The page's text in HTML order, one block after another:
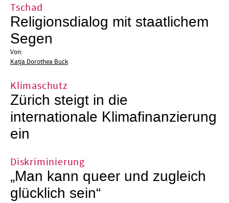
Tschad
Religionsdialog mit staatlichem
Segen
Von:
Katja Dorothea Buck
Klimaschutz
Zürich steigt in die
internationale Klimafinanzierung
ein
Diskriminierung
„Man kann queer und zugleich
glücklich sein“